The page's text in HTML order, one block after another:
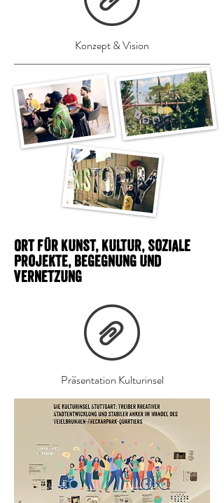
Konzept & Vision
Ort für Kunst, Kultur, soziale
Projekte, Begegnung und
Vernetzung
Präsentation Kulturinsel